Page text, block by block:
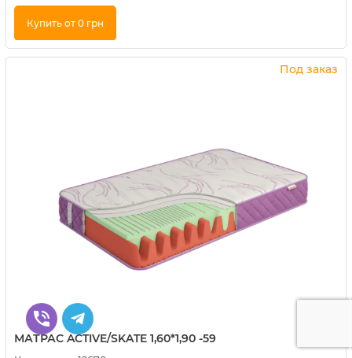
Купить от 0 грн
Купить в 1 клик
Под заказ
МАТРАС ACTIVE/SKATE 1,60*1,90 -59